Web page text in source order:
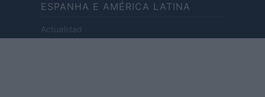
ESPANHA E AMÉRICA LATINA
Actualidad